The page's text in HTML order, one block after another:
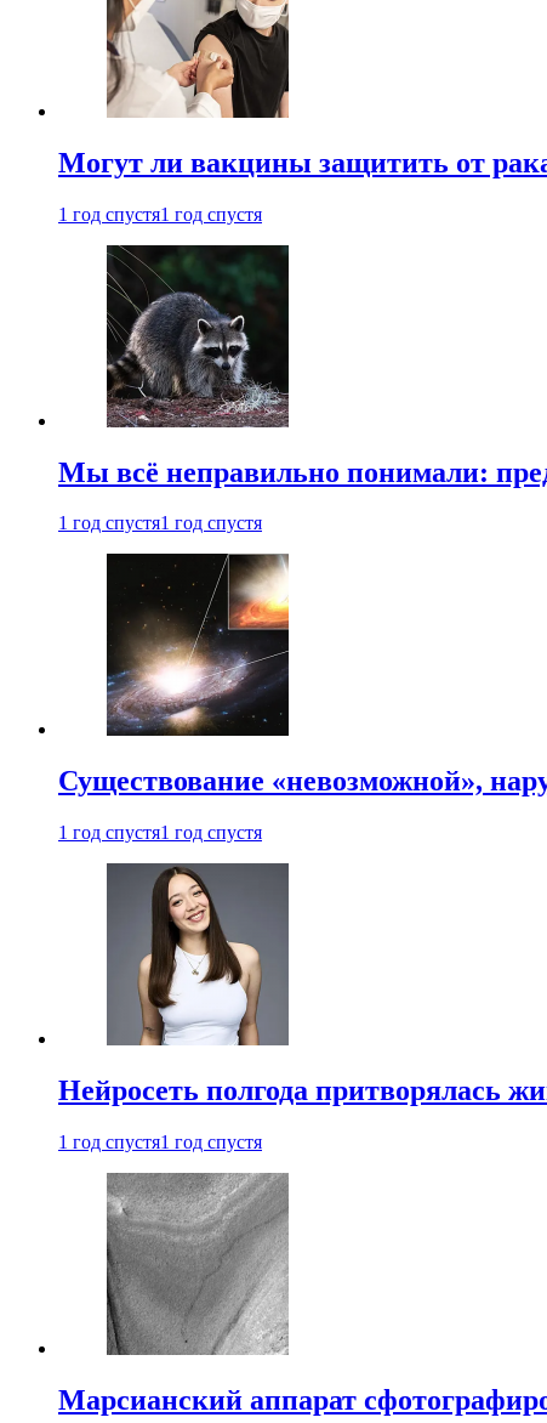
Могут ли вакцины защитить от
1 год спустя1 год спустя
Мы всё неправильно понимали:
1 год спустя1 год спустя
Существование «невозможной»,
1 год спустя1 год спустя
Нейросеть полгода притворялась
1 год спустя1 год спустя
Марсианский аппарат